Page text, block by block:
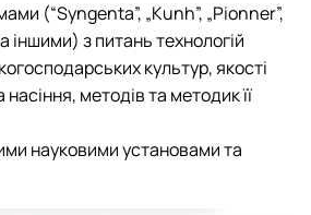
(“Syngenta”, „Кunh”, „Pionner”,
іншими) з питань технологій
культур, якості
насіння, методів та методик її
науковими установами та